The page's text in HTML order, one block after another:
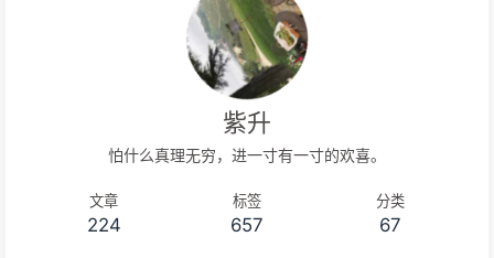
紫升
怕什么真理无穷，进一寸有一寸的欢喜。
文章
224
标签
657
分类
67